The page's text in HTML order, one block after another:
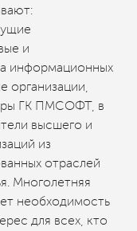
и
информационных
организации,
ГК ПМСОФТ, в
высшего и
из
отраслей
Многолетняя
необходимость
для всех, кто